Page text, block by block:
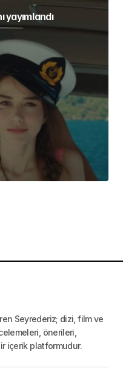
yayımlandı
Seyrederiz; dizi, film ve
önerileri,
içerik platformudur.